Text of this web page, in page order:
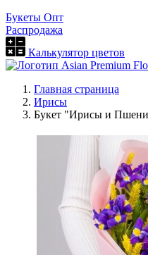
Букеты Опт
Распродажа
Калькулятор цветов
Главная страница
Ирисы
Букет "Ирисы и